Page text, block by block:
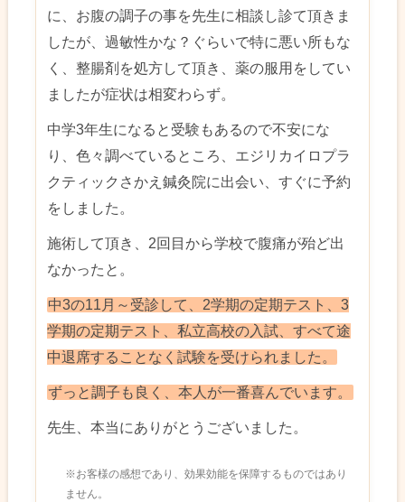
に、お腹の調子の事を先生に相談し診て頂きま
したが、過敏性かな？ぐらいで特に悪い所もな
く、整腸剤を処方して頂き、薬の服用をしてい
ましたが症状は相変わらず。
中学3年生になると受験もあるので不安にな
り、色々調べているところ、エジリカイロプラ
クティックさかえ鍼灸院に出会い、すぐに予約
をしました。
施術して頂き、2回目から学校で腹痛が殆ど出
なかったと。
中3の11月～受診して、2学期の定期テスト、3
学期の定期テスト、私立高校の入試、すべて途
中退席することなく試験を受けられました。
ずっと調子も良く、本人が一番喜んでいます。
先生、本当にありがとうございました。
※お客様の感想であり、効果効能を保障するものではあり
ません。